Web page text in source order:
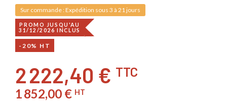
Sur commande : Expédition sous 3 à 21 jours
PROMO JUSQU'AU
31/12/2026 INCLUS
-20% HT
2 222,40 € TTC
1 852,00 € HT